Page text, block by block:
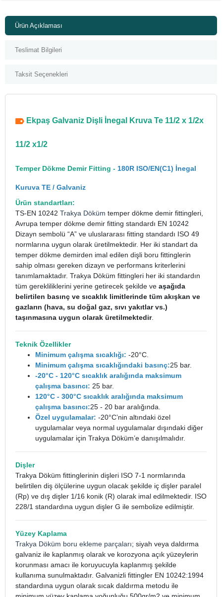
Ürün Açıklaması
Teslimat Bilgileri
Taksit Seçenekleri
Ekpaş Galvaniz Dişli İnegal Kruva Te 11/2 x 1/2x
11/2 x1/2
Temper Dökme Demir Fitting - 180R ISO/EN(C1) İnegal
Kuruva TE / Galvaniz
Ürün standartları:
TS-EN 10242 Trakya Döküm temper dökme demir fittingleri,
Avrupa temper dökme demir fitting standardı EN 10242
Dizayn sembolü “A” ve uluslararası fitting standardı ISO 49
normlarına uygun olarak üretilmektedir. Her iki standart da
temper dökme demirden imal edilen dişli boru fittinglerin
sahip olması gereken dizayn ve performans kriterlerini
tanımlamaktadır. Trakya Döküm fittingleri her iki standardın
tüm gerekliliklerini yerine getirecek şekilde ve aşağıda
belirtilen basınç ve sıcaklık limitlerinde tüm akışkan ve
gazların (hava, su doğal gaz, sıvı yakıtlar vs.)
taşınmasına uygun olarak üretilmektedir.
Teknik Özellikler
Minimum çalışma sıcaklığı: -20°C.
Minimum çalışma sıcaklığındaki basınç:25 bar.
-20°C - 120°C sıcaklık aralığında maksimum
çalışma basıncı: 25 bar.
120°C - 300°C sıcaklık aralığında maksimum
çalışma basıncı:25 - 20 bar aralığında.
Özel uygulamalar: -20°C’nin altındaki özel
uygulamalar veya normal uygulamalar dışındaki diğer
uygulamalar için Trakya Döküm’e danışılmalıdır.
Dişler
Trakya Döküm fittinglerinin dişleri ISO 7-1 normlarında
belirtilen diş ölçülerine uygun olacak şekilde iç dişler paralel
(Rp) ve dış dişler 1/16 konik (R) olarak imal edilmektedir. ISO
228/1 standardına uygun dişler G ile sembolize edilmiştir.
Yüzey Kaplama
Trakya Döküm boru ekleme parçaları; siyah veya daldırma
galvaniz ile kaplanmış olarak ve korozyona açık yüzeylerin
korunması amacı ile koruyucuyla kaplanmış şekilde
kullanıma sunulmaktadır. Galvanizli fittingler EN 10242:1994
standardına uygun olarak sıcak daldırma metodu ile